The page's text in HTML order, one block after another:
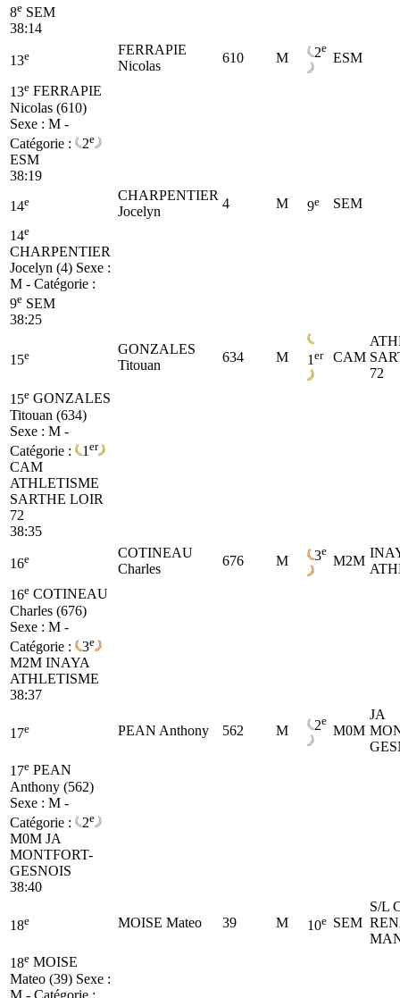
8e SEM
38:14
13e
FERRAPIE
Nicolas
610 M 2e
ESM
13e FERRAPIE
Nicolas (610)
Sexe : M -
Catégorie :
2e
ESM
38:19
14e
CHARPENTIER
Jocelyn
4 M 9e SEM
14e
CHARPENTIER
Jocelyn (4) Sexe :
M - Catégorie :
9e SEM
38:25
15e
GONZALES
Titouan
634 M 1 er CAM
72
15e GONZALES
Titouan (634)
Sexe : M -
Catégorie :
1 er
CAM
ATHLETISME
SARTHE LOIR
72
38:35
16e
COTINEAU
Charles
676 M 3e
M2M
16e COTINEAU
Charles (676)
Sexe : M -
Catégorie :
3e
M2M INAYA
ATHLETISME
38:37
17e PEAN Anthony 562 M 2e
M0M
JA
17e PEAN
Anthony (562)
Sexe : M -
Catégorie :
2e
M0M JA
MONTFORT-
GESNOIS
38:40
18e MOISE Mateo 39 M 10e SEM
S/L
18e MOISE
Mateo (39) Sexe :
M - Catégorie :